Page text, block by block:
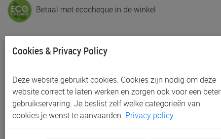
Betaal met ecocheque in de winkel
Gratis (en direct) af te halen in onze
Gratis verzending vanaf € 80 *
Productinformatie & specificaties
Voorraad bij Paradisio
Cookies & Privacy Policy
Deze website gebruikt cookies. Cookies zijn nodig om deze
website correct te laten werken en zorgen ook voor een
gebruikservaring. Je beslist zelf welke categorieën van
cookies je wenst te aanvaarden. Privacy policy